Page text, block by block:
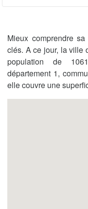
Mieux comprendre
clés. A ce jour, la ville
population de
département 1,
elle couvre une